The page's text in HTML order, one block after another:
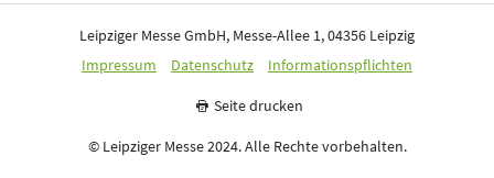
Leipziger Messe GmbH, Messe-Allee 1, 04356 Leipzig
Impressum
Datenschutz Informationspflichten
Seite drucken
© Leipziger Messe 2024. Alle Rechte vorbehalten.